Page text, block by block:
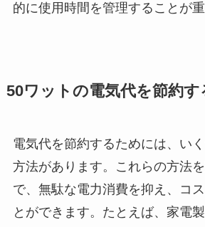
的に使用時間を管理することが重
50ワットの電気代を節約す
電気代を節約するためには、い
方法があります。これらの方法
で、無駄な電力消費を抑え、コ
とができます。たとえば、家電